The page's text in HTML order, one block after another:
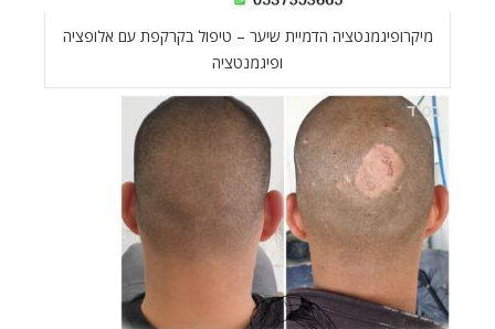
מיקרופיגמנטציה הדמיית שיער – טיפול בקרקפת עם אלופציה
ופיגמנטציה